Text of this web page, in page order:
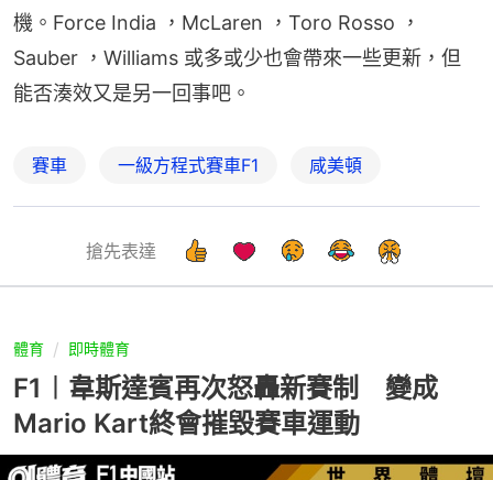
機。Force India ，McLaren ，Toro Rosso ，
Sauber ，Williams 或多或少也會帶來一些更新，但
能否湊效又是另一回事吧。
賽車 一級方程式賽車F1 咸美頓
搶先表達
體育 即時體育
F1︱韋斯達賓再次怒轟新賽制 變成
Mario Kart終會摧毀賽車運動